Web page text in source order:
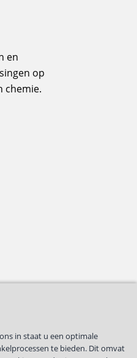
en
op
chemie.
in staat u een optimale
te bieden. Dit omvat